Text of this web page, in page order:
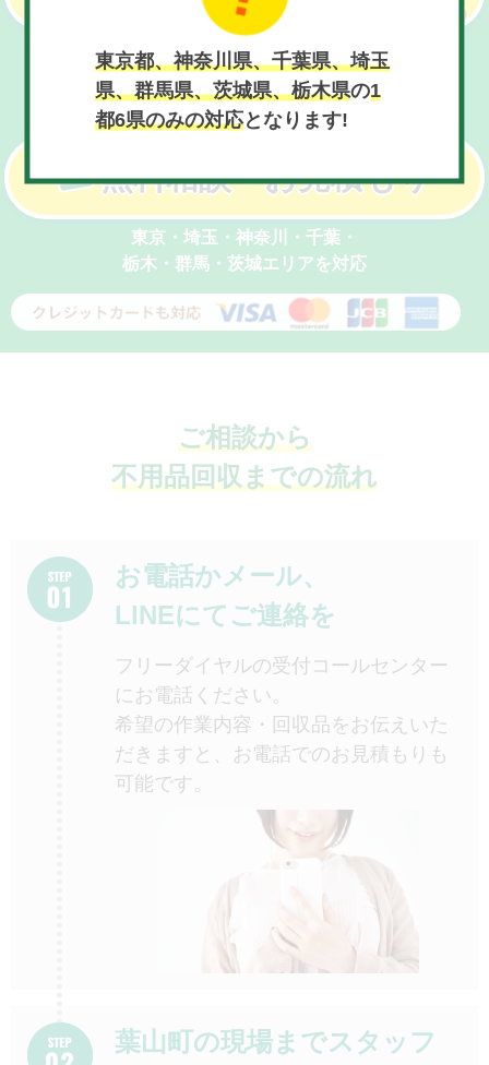
東京都、神奈川県、千葉県、埼玉
県、群馬県、茨城県、栃木県の1
都6県のみの対応となります!
受付時間 / 9:00〜21:00(年中無休)
フォームからのお問い合わせはこちら
無料相談・お見積もり
東京・埼玉・神奈川・千葉・
栃木・群馬・茨城エリアを対応
ご相談から
不用品回収までの流れ
お電話かメール、
LINEにてご連絡を
フリーダイヤルの受付コールセンター
にお電話ください。
希望の作業内容・回収品をお伝えいた
だきますと、お電話でのお見積もりも
可能です。
葉山町の現場までスタッフ